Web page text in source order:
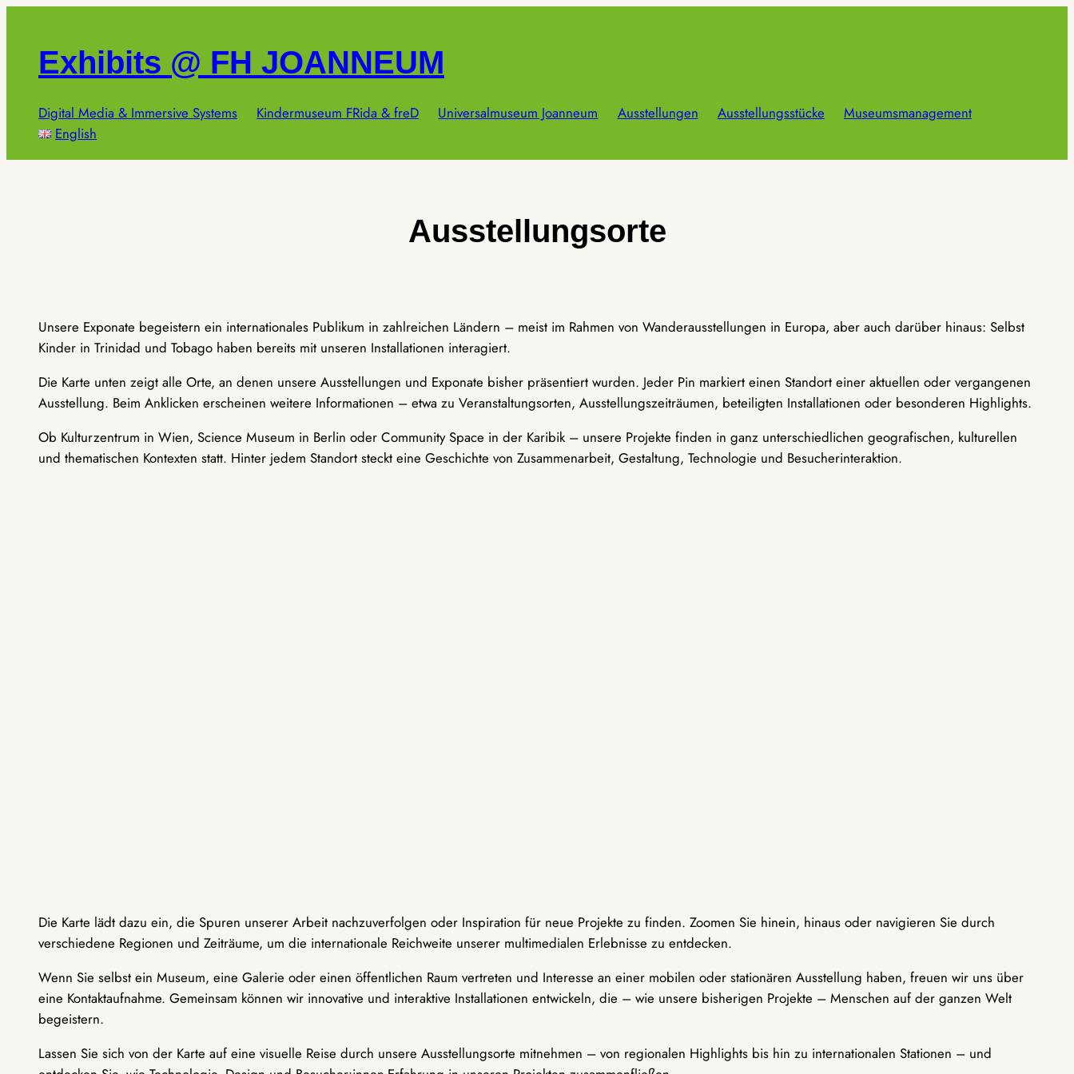
springenExhibits @ FH JOANNEUM
Digital Media & Immersive Systems Kindermuseum FRida & freD Universalmuseum Joanneum Ausstellungen Ausstellungsstücke
Museumsmanagement
English
Ausstellungsorte
Unsere Exponate begeistern ein internationales Publikum in zahlreichen Ländern – meist im Rahmen von Wanderausstellungen in Europa, aber auch darüber hinaus: Selbst
Kinder in Trinidad und Tobago haben bereits mit unseren Installationen interagiert.
Die Karte unten zeigt alle Orte, an denen unsere Ausstellungen und Exponate bisher präsentiert wurden. Jeder Pin markiert einen Standort einer aktuellen oder vergangenen
Ausstellung. Beim Anklicken erscheinen weitere Informationen – etwa zu Veranstaltungsorten, Ausstellungszeiträumen, beteiligten Installationen oder besonderen Highlights.
Ob Kulturzentrum in Wien, Science Museum in Berlin oder Community Space in der Karibik – unsere Projekte finden in ganz unterschiedlichen geografischen, kulturellen
und thematischen Kontexten statt. Hinter jedem Standort steckt eine Geschichte von Zusammenarbeit, Gestaltung, Technologie und Besucherinteraktion.
Die Karte lädt dazu ein, die Spuren unserer Arbeit nachzuverfolgen oder Inspiration für neue Projekte zu finden. Zoomen Sie hinein, hinaus oder navigieren Sie durch
verschiedene Regionen und Zeiträume, um die internationale Reichweite unserer multimedialen Erlebnisse zu entdecken.
Wenn Sie selbst ein Museum, eine Galerie oder einen öffentlichen Raum vertreten und Interesse an einer mobilen oder stationären Ausstellung haben, freuen wir uns über
eine Kontaktaufnahme. Gemeinsam können wir innovative und interaktive Installationen entwickeln, die – wie unsere bisherigen Projekte – Menschen auf der ganzen Welt
begeistern.
Lassen Sie sich von der Karte auf eine visuelle Reise durch unsere Ausstellungsorte mitnehmen – von regionalen Highlights bis hin zu internationalen Stationen – und